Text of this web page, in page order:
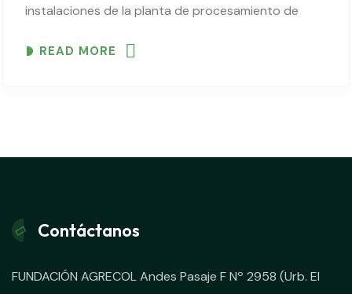
instalaciones de la planta de procesamiento de
Agroecológicos de Totora (APRAE-T), técnicos y
READ MORE
Contáctanos
FUNDACIÓN AGRECOL Andes Pasaje F Nº 2958 (Urb. El